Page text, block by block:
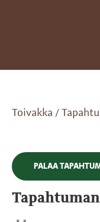
Toivakka /
PALAA